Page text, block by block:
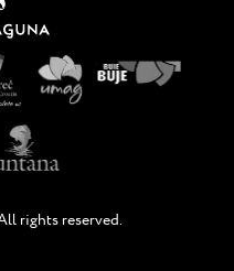
rights reserved.